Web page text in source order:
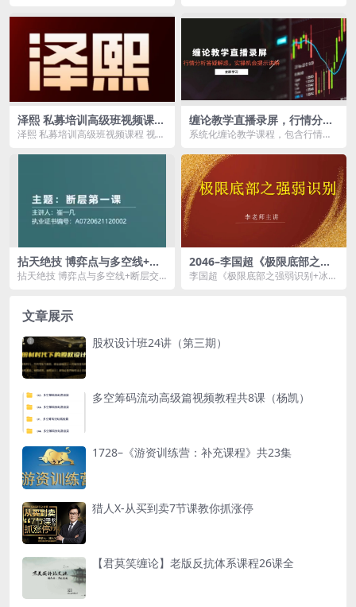
放：...
泽熙 私募培训高级班视频课程
视频教程
泽熙 私募培训高级班视频课程 视频
视频教程 0...
缠论教学直播录屏，行情分析
答疑解惑，实操机会提示讲解
系统化缠论教学课程，包含行情分
解。通过直播录屏回放...
拈天绝技 博弈点与多空线+断
层交易体系 12视频
拈天绝技 博弈点与多空线+断层交
2046–李国超《极限底部之强
弱识别+冰点擒龙》视频课程
李国超《极限底部之强弱识别+冰点
文章展示
股权设计班24讲（第三期）
多空筹码流动高级篇视频教程共8课（杨凯）
1728–《游资训练营：补充课程》共23集
猎人X-从买到卖7节课教你抓涨停
【君莫笑缠论】老版反抗体系课程26课全